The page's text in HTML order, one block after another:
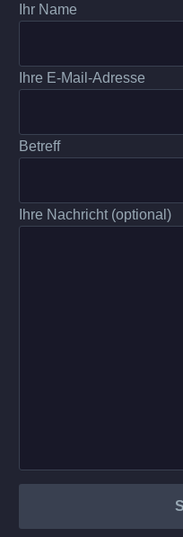
Ihr Name
Ihre E-Mail-Adresse
Betreff
Ihre Nachricht (optional)